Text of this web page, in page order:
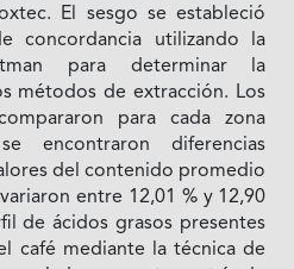
El sesgo se estableció
concordancia utilizando la
para determinar la
métodos de extracción. Los
para cada zona
encontraron diferencias
del contenido promedio
entre 12,01 % y 12,90
de ácidos grasos presentes
café mediante la técnica de